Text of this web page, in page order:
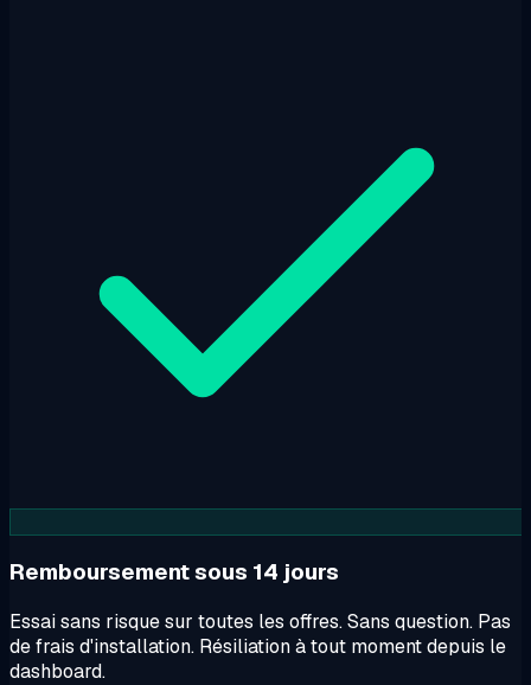
Remboursement sous 14 jours
Essai sans risque sur toutes les offres. Sans question. Pas
de frais d'installation. Résiliation à tout moment depuis le
dashboard.